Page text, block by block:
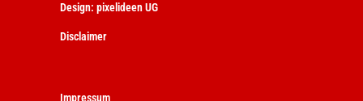
Design: pixelideen UG
Disclaimer
Impressum